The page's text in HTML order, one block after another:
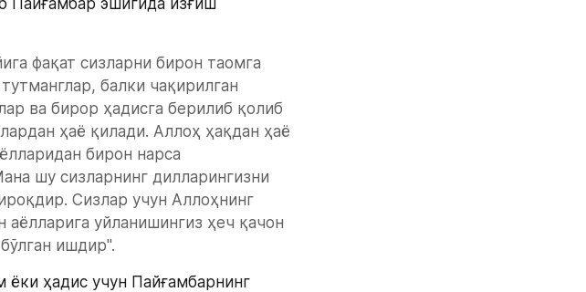
Пайғамбар эшигида изғиш
фақат сизларни бирон таомга
балки чақирилган
ва бирор ҳадисга берилиб қолиб
ҳаё қилади. Аллоҳ ҳақдан ҳаё
бирон нарса
шу сизларнинг дилларингизни
Сизлар учун Аллоҳнинг
уйланишингиз ҳеч қачон
ишдир".
ҳадис учун Пайғамбарнинг